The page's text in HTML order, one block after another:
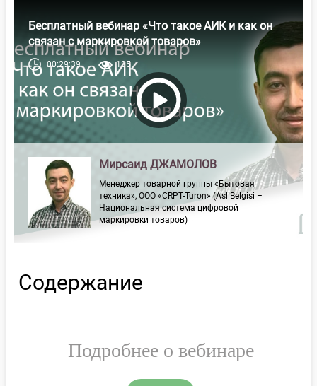
Бесплатный вебинар «Что такое АИК и как он
связан с маркировкой товаров»
00:29:39 135
Мирсаид ДЖАМОЛОВ
Менеджер товарной группы «Бытовая
техника», ООО «CRPT-Turon» (Asl Belgisi –
Национальная система цифровой
маркировки товаров)
Содержание
Подробнее о вебинаре